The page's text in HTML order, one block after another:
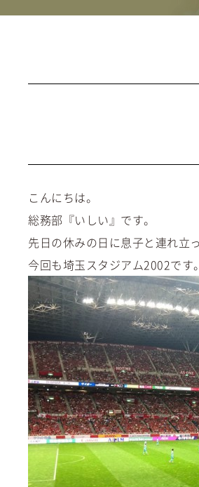
こんにちは。
総務部『いしい』です。
先日の休みの日に息子と連れ立
今回も埼玉スタジアム2002です。